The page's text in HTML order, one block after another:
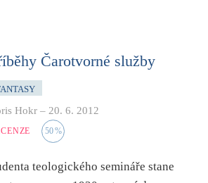
Čarotvorné služby
Hokr – 20. 6. 2012
50%
teologického semináře stane